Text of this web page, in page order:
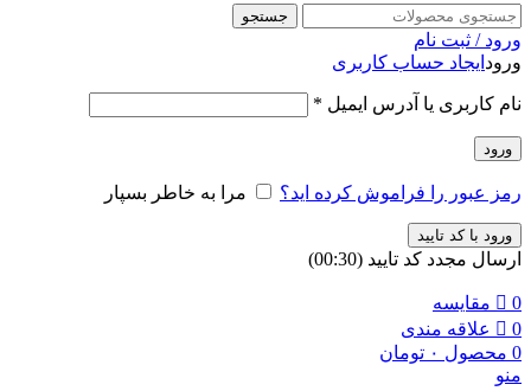
جستجو
ورود / ثبت نام
ورود ایجاد حساب کاربری
نام کاربری یا آدرس ایمیل *
ورود
رمز عبور را فراموش کرده اید؟ مرا به خاطر بسپار
ورود با کد تایید
ارسال مجدد کد تایید (00:
30
)
0
مقایسه
0
علاقه مندی
0 محصول ۰ تومان
منو